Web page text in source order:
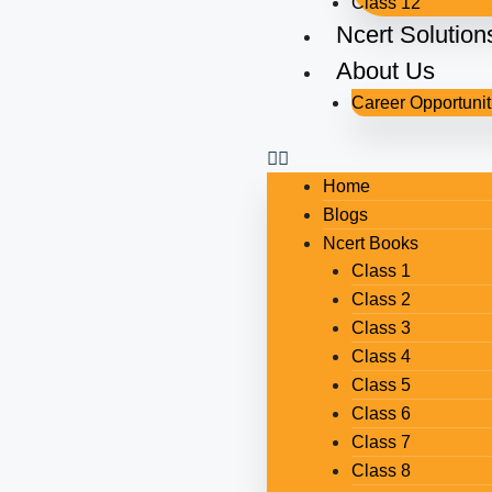
Ncert
About Us
Career
Home
Blogs
Ncert Books
Class 1
Class 2
Class 3
Class 4
Class 5
Class 6
Class 7
Class 8